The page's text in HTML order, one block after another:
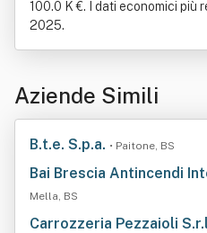
100.0 K €. I dati economici più
2025.
Aziende Simili
B.t.e. S.p.a. • Paitone, BS
Bai Brescia Antincendi
Mella, BS
Carrozzeria Pezzaioli